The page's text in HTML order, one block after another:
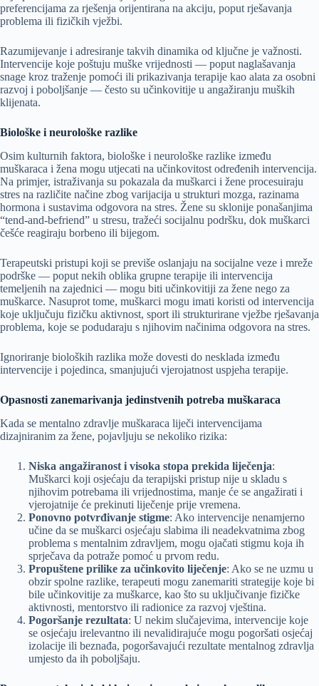
preferencijama za rješenja orijentirana na akciju, poput rješavanja
problema ili fizičkih vježbi.
Razumijevanje i adresiranje takvih dinamika od ključne je važnosti.
Intervencije koje poštuju muške vrijednosti — poput naglašavanja
snage kroz traženje pomoći ili prikazivanja terapije kao alata za osobni
razvoj i poboljšanje — često su učinkovitije u angažiranju muških
klijenata.
Biološke i neurološke razlike
Osim kulturnih faktora, biološke i neurološke razlike između
muškaraca i žena mogu utjecati na učinkovitost određenih intervencija.
Na primjer, istraživanja su pokazala da muškarci i žene procesuiraju
stres na različite načine zbog varijacija u strukturi mozga, razinama
hormona i sustavima odgovora na stres. Žene su sklonije ponašanjima
“tend-and-befriend” u stresu, tražeći socijalnu podršku, dok muškarci
češće reagiraju borbeno ili bijegom.
Terapeutski pristupi koji se previše oslanjaju na socijalne veze i mreže
podrške — poput nekih oblika grupne terapije ili intervencija
temeljenih na zajednici — mogu biti učinkovitiji za žene nego za
muškarce. Nasuprot tome, muškarci mogu imati koristi od intervencija
koje uključuju fizičku aktivnost, sport ili strukturirane vježbe rješavanja
problema, koje se podudaraju s njihovim načinima odgovora na stres.
Ignoriranje bioloških razlika može dovesti do nesklada između
intervencije i pojedinca, smanjujući vjerojatnost uspjeha terapije.
Opasnosti zanemarivanja jedinstvenih potreba muškaraca
Kada se mentalno zdravlje muškaraca liječi intervencijama
dizajniranim za žene, pojavljuju se nekoliko rizika:
Niska angažiranost i visoka stopa prekida liječenja:
Muškarci koji osjećaju da terapijski pristup nije u skladu s
njihovim potrebama ili vrijednostima, manje će se angažirati i
vjerojatnije će prekinuti liječenje prije vremena.
Ponovno potvrđivanje stigme: Ako intervencije nenamjerno
učine da se muškarci osjećaju slabima ili neadekvatnima zbog
problema s mentalnim zdravljem, mogu ojačati stigmu koja ih
sprječava da potraže pomoć u prvom redu.
Propuštene prilike za učinkovito liječenje: Ako se ne uzmu u
obzir spolne razlike, terapeuti mogu zanemariti strategije koje bi
bile učinkovitije za muškarce, kao što su uključivanje fizičke
aktivnosti, mentorstvo ili radionice za razvoj vještina.
Pogoršanje rezultata: U nekim slučajevima, intervencije koje
se osjećaju irelevantno ili nevalidirajuće mogu pogoršati osjećaj
izolacije ili beznađa, pogoršavajući rezultate mentalnog zdravlja
umjesto da ih poboljšaju.